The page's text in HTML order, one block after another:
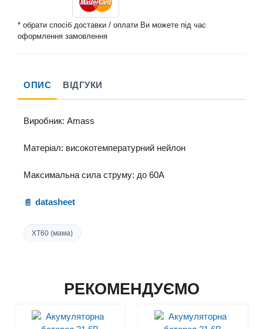
* обрати спосіб доставки / оплати Ви можете під час
оформлення замовлення
ОПИС ВІДГУКИ
Виробник: Amass
Матеріал: високотемпературний нейлон
Максимальна сила струму: до 60А
datasheet
XT60 (мама)
РЕКОМЕНДУЄМО